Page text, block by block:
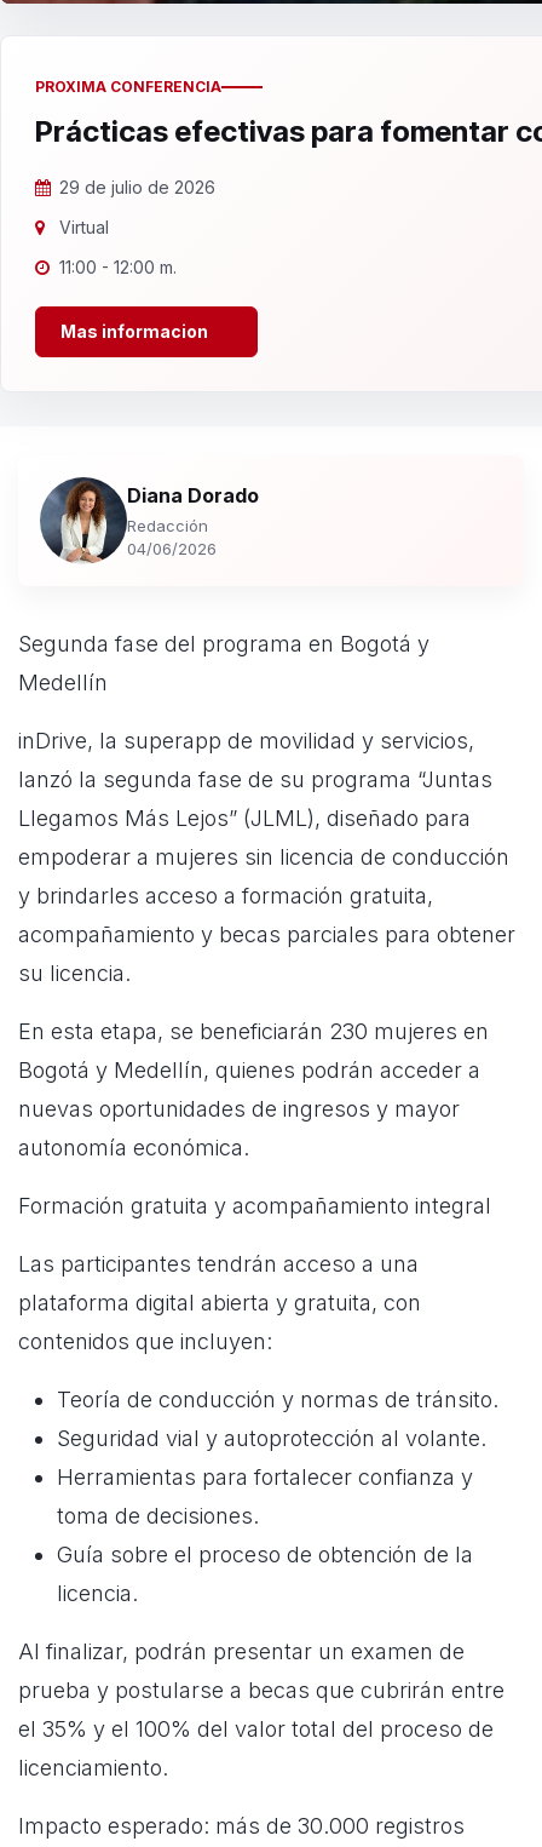
PROXIMA CONFERENCIA
Prácticas efectivas para fomentar
29 de julio de 2026
Virtual
11:00 - 12:00 m.
Mas informacion
Diana Dorado
Redacción
04/06/2026
Segunda fase del programa en Bogotá y
Medellín
inDrive, la superapp de movilidad y servicios,
lanzó la segunda fase de su programa “Juntas
Llegamos Más Lejos” (JLML), diseñado para
empoderar a mujeres sin licencia de conducción
y brindarles acceso a formación gratuita,
acompañamiento y becas parciales para obtener
su licencia.
En esta etapa, se beneficiarán 230 mujeres en
Bogotá y Medellín, quienes podrán acceder a
nuevas oportunidades de ingresos y mayor
autonomía económica.
Formación gratuita y acompañamiento integral
Las participantes tendrán acceso a una
plataforma digital abierta y gratuita, con
contenidos que incluyen:
Teoría de conducción y normas de tránsito.
Seguridad vial y autoprotección al volante.
Herramientas para fortalecer confianza y
toma de decisiones.
Guía sobre el proceso de obtención de la
licencia.
Al finalizar, podrán presentar un examen de
prueba y postularse a becas que cubrirán entre
el 35% y el 100% del valor total del proceso de
licenciamiento.
Impacto esperado: más de 30.000 registros